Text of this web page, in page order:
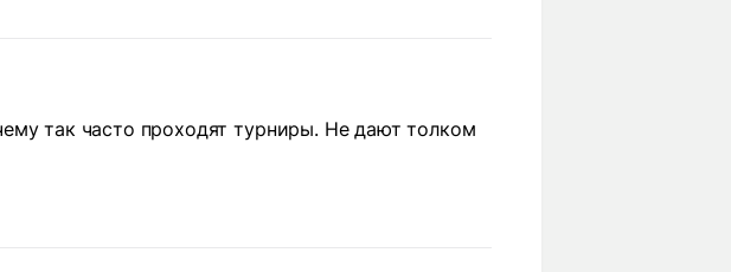
так часто проходят турниры. Не дают толком